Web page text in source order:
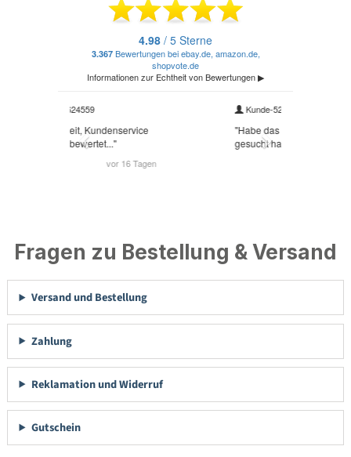
Fragen zu Bestellung & Versand
Versand und Bestellung
Zahlung
Reklamation und Widerruf
Gutschein